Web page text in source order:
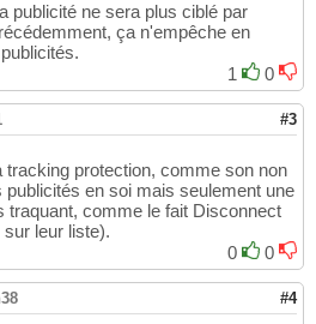
publicité ne sera plus ciblé par
ça n'empêche en
1
0
#3
tracking protection, comme son non
publicités en soi mais seulement une
traquant, comme le fait Disconnect
leur liste).
0
0
#4